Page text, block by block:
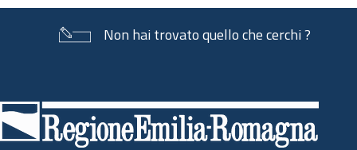
Non hai trovato quello che cerchi ?
di
pagina